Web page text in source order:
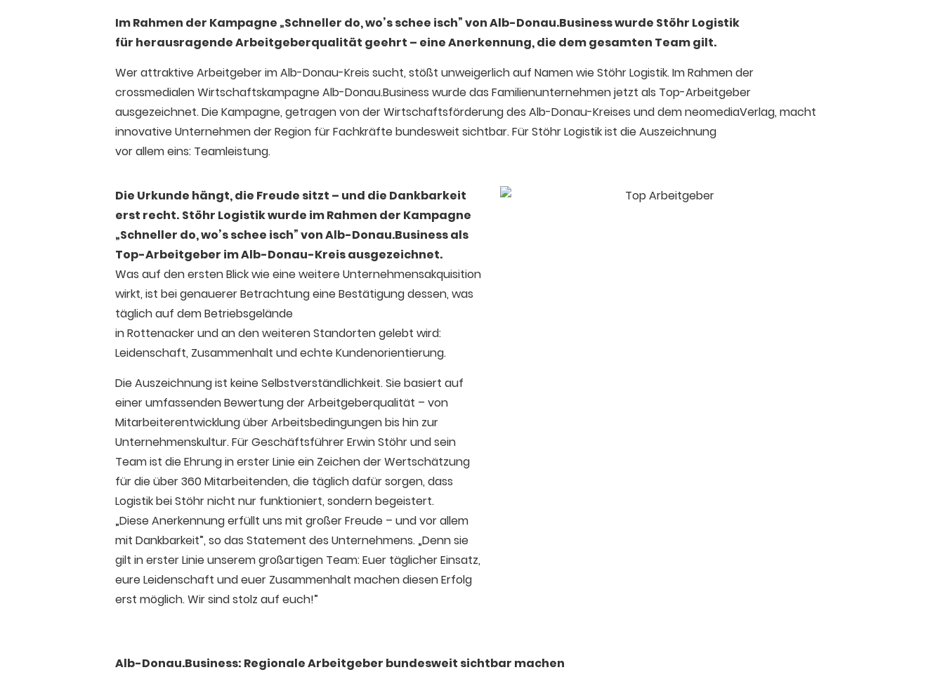
Im Rahmen der Kampagne „Schneller do, wo’s schee isch” von Alb-Donau.Business wurde Stöhr Logistik
für herausragende Arbeitgeberqualität geehrt – eine Anerkennung, die dem gesamten Team gilt.
Wer attraktive Arbeitgeber im Alb-Donau-Kreis sucht, stößt unweigerlich auf Namen wie Stöhr Logistik. Im Rahmen der
crossmedialen Wirtschaftskampagne Alb-Donau.Business wurde das Familienunternehmen jetzt als Top-Arbeitgeber
ausgezeichnet. Die Kampagne, getragen von der Wirtschaftsförderung des Alb-Donau-Kreises und dem neomediaVerlag, macht
innovative Unternehmen der Region für Fachkräfte bundesweit sichtbar. Für Stöhr Logistik ist die Auszeichnung
vor allem eins: Teamleistung.
Die Urkunde hängt, die Freude sitzt – und die Dankbarkeit
erst recht. Stöhr Logistik wurde im Rahmen der Kampagne
„Schneller do, wo’s schee isch” von Alb-Donau.Business als
Top-Arbeitgeber im Alb-Donau-Kreis ausgezeichnet.
Was auf den ersten Blick wie eine weitere Unternehmensakquisition
wirkt, ist bei genauerer Betrachtung eine Bestätigung dessen, was
täglich auf dem Betriebsgelände
in Rottenacker und an den weiteren Standorten gelebt wird:
Leidenschaft, Zusammenhalt und echte Kundenorientierung.
Die Auszeichnung ist keine Selbstverständlichkeit. Sie basiert auf
einer umfassenden Bewertung der Arbeitgeberqualität – von
Mitarbeiterentwicklung über Arbeitsbedingungen bis hin zur
Unternehmenskultur. Für Geschäftsführer Erwin Stöhr und sein
Team ist die Ehrung in erster Linie ein Zeichen der Wertschätzung
für die über 360 Mitarbeitenden, die täglich dafür sorgen, dass
Logistik bei Stöhr nicht nur funktioniert, sondern begeistert.
„Diese Anerkennung erfüllt uns mit großer Freude – und vor allem
mit Dankbarkeit”, so das Statement des Unternehmens. „Denn sie
gilt in erster Linie unserem großartigen Team: Euer täglicher Einsatz,
eure Leidenschaft und euer Zusammenhalt machen diesen Erfolg
erst möglich. Wir sind stolz auf euch!”
Alb-Donau.Business: Regionale Arbeitgeber bundesweit sichtbar machen